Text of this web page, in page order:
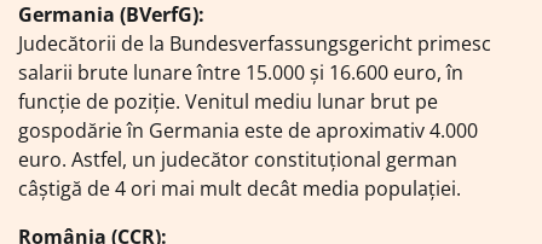
Germania (BVerfG):
Judecătorii de la Bundesverfassungsgericht primesc
salarii brute lunare între 15.000 și 16.600 euro, în
funcție de poziție. Venitul mediu lunar brut pe
gospodărie în Germania este de aproximativ 4.000
euro. Astfel, un judecător constituțional german
câștigă de 4 ori mai mult decât media populației.
România (CCR):